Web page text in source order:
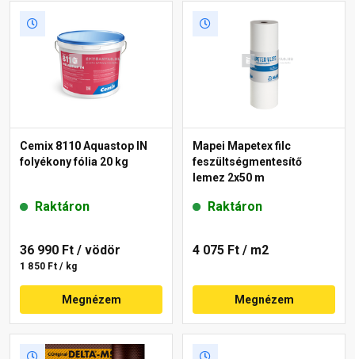
Cemix 8110 Aquastop IN
folyékony fólia 20 kg
Raktáron
36 990 Ft / vödör
1 850 Ft / kg
Megnézem
Mapei Mapetex filc
feszültségmentesítő
lemez 2x50 m
Raktáron
4 075 Ft / m2
Megnézem